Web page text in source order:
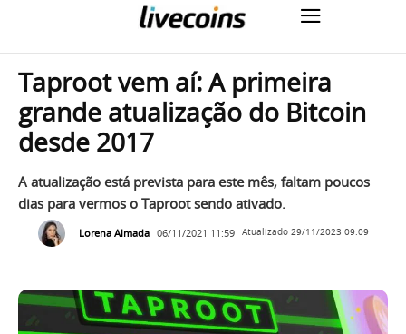
Taproot vem aí: A primeira
grande atualização do Bitcoin
desde 2017
A atualização está prevista para este mês, faltam poucos
dias para vermos o Taproot sendo ativado.
Lorena Almada 06/11/2021 11:59 Atualizado 29/11/2023 09:09